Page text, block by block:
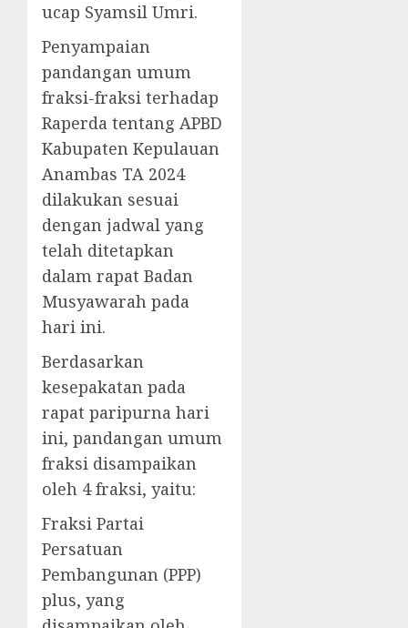
ucap Syamsil Umri.
Penyampaian
pandangan umum
fraksi-fraksi terhadap
Raperda tentang APBD
Kabupaten Kepulauan
Anambas TA 2024
dilakukan sesuai
dengan jadwal yang
telah ditetapkan
dalam rapat Badan
Musyawarah pada
hari ini.
Berdasarkan
kesepakatan pada
rapat paripurna hari
ini, pandangan umum
fraksi disampaikan
oleh 4 fraksi, yaitu:
Fraksi Partai
Persatuan
Pembangunan (PPP)
plus, yang